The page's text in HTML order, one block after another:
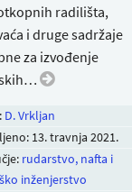
radilišta,
i druge sadržaje
za izvođenje
D. Vrkljan
13. travnja 2021.
rudarstvo, nafta i
inženjerstvo